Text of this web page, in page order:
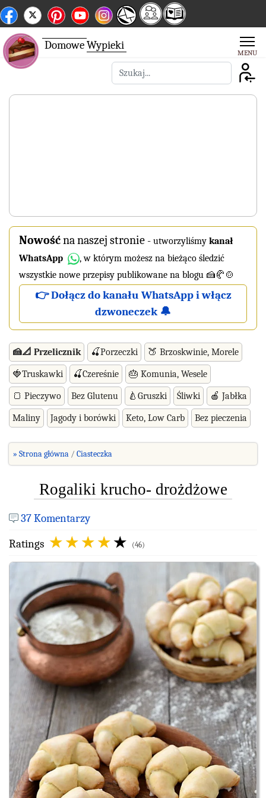
DomoweWypieki
Szukaj
Nowośćna naszej stronie - utworzyliśmy kanał
WhatsApp
, w którym możesz na bieżąco śledzić
wszystkie nowe przepisy publikowane na blogu 🍰🥐🍲
👉 Dołącz do kanału WhatsApp i włącz
dzwoneczek 🔔
🍰📐 Przelicznik 🍒Porzeczki 🍑 Brzoskwinie, Morele
🍓Truskawki 🍒Czereśnie 🎂 Komunia, Wesele
🍞 Pieczywo Bez Glutenu 🍐Gruszki Śliwki 🍎 Jabłka
Maliny Jagody i borówki Keto, Low Carb Bez pieczenia
» Strona główna Ciasteczka
Rogaliki krucho- drożdżowe
37 Komentarzy
Ratings
(46)